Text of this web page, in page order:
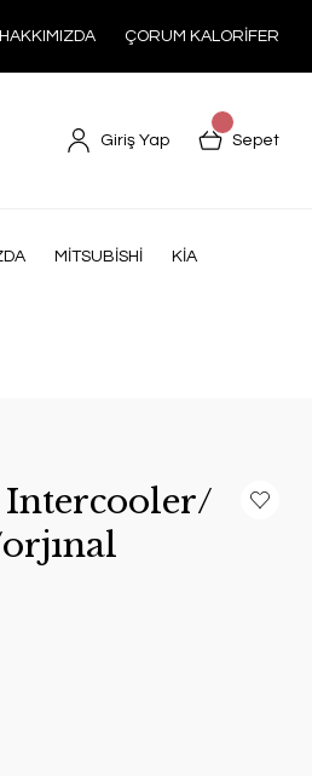
HAKKIMIZDA ÇORUM KALORİFER
Giriş Yap Sepet
MİTSUBİSHİ KİA
Intercooler/